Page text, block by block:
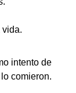
intento de
comieron.